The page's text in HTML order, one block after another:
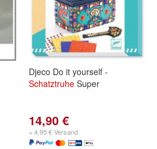
Djeco Do it yourself -
Schatztruhe Super
14,90 €
+ 4,95 € Versand